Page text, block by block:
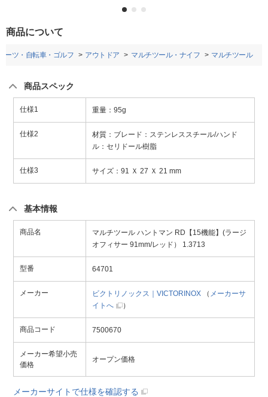
商品について
ーツ・自転車・ゴルフ アウトドア マルチツール・ナイフ マルチツール
商品スペック
仕様1 重量：95g
仕様2
材質：ブレード：ステンレススチール/ハンド
ル：セリドール樹脂
仕様3 サイズ：91 Ｘ 27 Ｘ 21 mm
基本情報
商品名
マルチツール ハントマン RD【15機能】(ラージ
オフィサー 91mm/レッド） 1.3713
型番 64701
メーカー ビクトリノックス｜VICTORINOX （ メーカーサ
イトへ
）
商品コード 7500670
メーカー希望小売
価格
オープン価格
メーカーサイトで仕様を確認する